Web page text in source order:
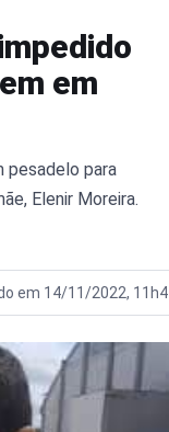
em
pesadelo para
Elenir Moreira.
em 14/11/2022,